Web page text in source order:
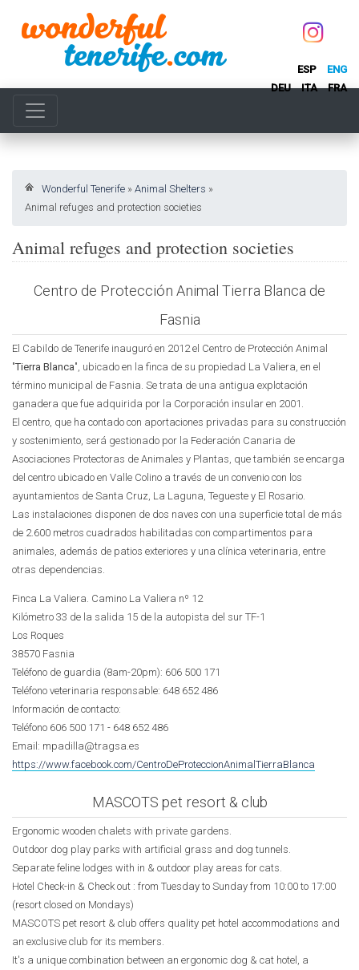
ESP
ENG
DEU
ITA FRA
Wonderful Tenerife » Animal Shelters »
Animal refuges and protection societies
Animal refuges and protection societies
Centro de Protección Animal Tierra Blanca de
Fasnia
El Cabildo de Tenerife inauguró en 2012 el Centro de Protección Animal
"Tierra Blanca", ubicado en la finca de su propiedad La Valiera, en el
término municipal de Fasnia. Se trata de una antigua explotación
ganadera que fue adquirida por la Corporación insular en 2001.
El centro, que ha contado con aportaciones privadas para su construcción
y sostenimiento, será gestionado por la Federación Canaria de
Asociaciones Protectoras de Animales y Plantas, que también se encarga
del centro ubicado en Valle Colino a través de un convenio con los
ayuntamientos de Santa Cruz, La Laguna, Tegueste y El Rosario.
Las instalaciones disponen de dos naves con una superficie total de más
de 2.600 metros cuadrados habilitadas con compartimentos para
animales, además de patios exteriores y una clínica veterinaria, entre
otras dependencias.
Finca La Valiera. Camino La Valiera nº 12
Kilómetro 33 de la salida 15 de la autopista del sur TF-1
Los Roques
38570 Fasnia
Teléfono de guardia (8am-20pm): 606 500 171
Teléfono veterinaria responsable: 648 652 486
Información de contacto:
Teléfono 606 500 171 - 648 652 486
Email: mpadilla@tragsa.es
https://www.facebook.com/CentroDeProteccionAnimalTierraBlanca
MASCOTS pet resort & club
Ergonomic wooden chalets with private gardens.
Outdoor dog play parks with artificial grass and dog tunnels.
Separate feline lodges with in & outdoor play areas for cats.
Hotel Check-in & Check out : from Tuesday to Sunday from 10:00 to 17:00
(resort closed on Mondays)
MASCOTS pet resort & club offers quality pet hotel accommodations and
an exclusive club for its members.
It's a unique combination between an ergonomic dog & cat hotel, a